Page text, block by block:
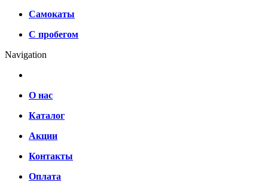
Самокаты
С пробегом
Navigation
О нас
Каталог
Акции
Контакты
Оплата